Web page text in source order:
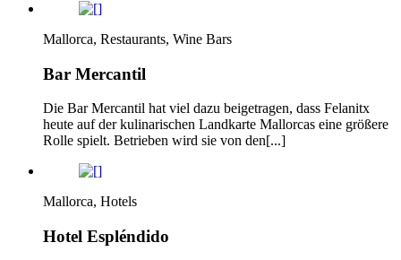
Mallorca, Restaurants, Wine Bars
Bar Mercantil
Die Bar Mercantil hat viel dazu beigetragen, dass Felanitx
heute auf der kulinarischen Landkarte Mallorcas eine größere
Rolle spielt. Betrieben wird sie von den[...]
Mallorca, Hotels
Hotel Espléndido